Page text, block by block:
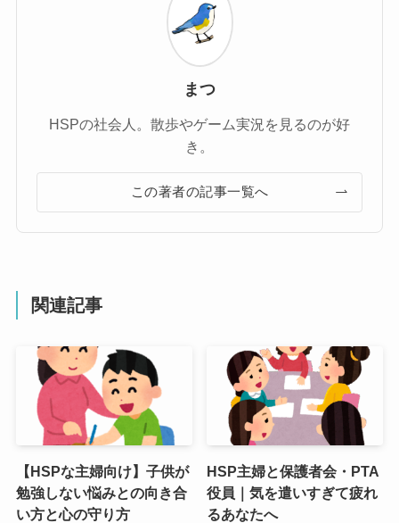
まつ
HSPの社会人。散歩やゲーム実況を見るのが好
き。
この著者の記事一覧へ
関連記事
【HSPな主婦向け】子供が
勉強しない悩みとの向き合
い方と心の守り方
HSP主婦と保護者会・PTA
役員｜気を遣いすぎて疲れ
るあなたへ